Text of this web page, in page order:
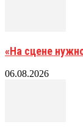
«На сцене
06.08.2026